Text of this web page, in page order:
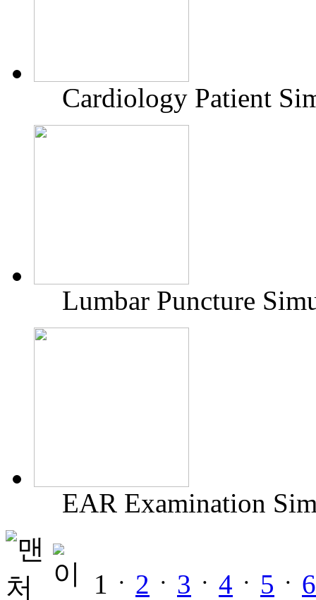
Cardiology Patient
Lumbar Puncture
EAR Examination
1ㆍ 2 ㆍ 3 ㆍ 4 ㆍ 5 ㆍ 6